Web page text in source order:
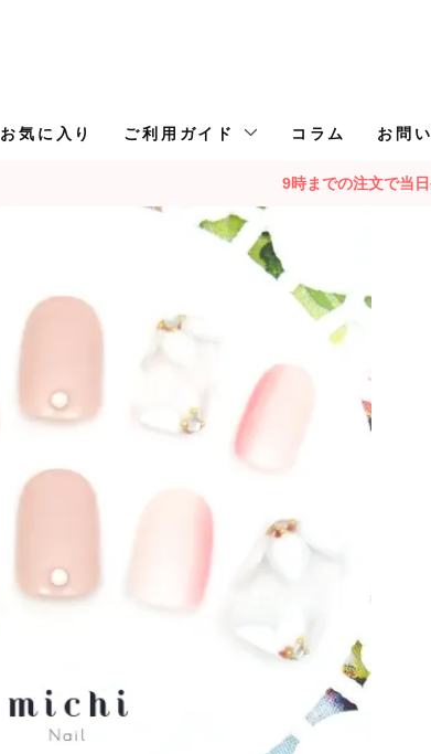
お気に入り ご利用ガイド コラム お問
9時までの注文で当